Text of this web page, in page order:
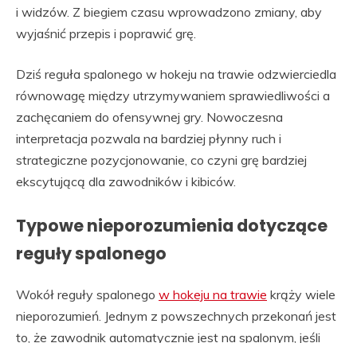
i widzów. Z biegiem czasu wprowadzono zmiany, aby
wyjaśnić przepis i poprawić grę.
Dziś reguła spalonego w hokeju na trawie odzwierciedla
równowagę między utrzymywaniem sprawiedliwości a
zachęcaniem do ofensywnej gry. Nowoczesna
interpretacja pozwala na bardziej płynny ruch i
strategiczne pozycjonowanie, co czyni grę bardziej
ekscytującą dla zawodników i kibiców.
Typowe nieporozumienia dotyczące
reguły spalonego
Wokół reguły spalonego w hokeju na trawie krąży wiele
nieporozumień. Jednym z powszechnych przekonań jest
to, że zawodnik automatycznie jest na spalonym, jeśli